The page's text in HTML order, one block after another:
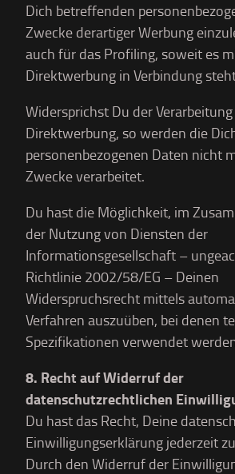
Dich betreffenden
Zwecke derartiger Werbung
auch für das Profiling, soweit es
Direktwerbung in Verbindung
Widersprichst Du der
Direktwerbung, so werden die
personenbezogenen Daten nicht
Zwecke verarbeitet.
Du hast die Möglichkeit, im
der Nutzung von Diensten der
Informationsgesellschaft –
Richtlinie 2002/58/EG – Deinen
Widerspruchsrecht mittels
Verfahren auszuüben, bei denen
Spezifikationen verwendet
8. Recht auf Widerruf der
datenschutzrechtlichen
Du hast das Recht, Deine
Einwilligungserklärung jederzeit
Durch den Widerruf der